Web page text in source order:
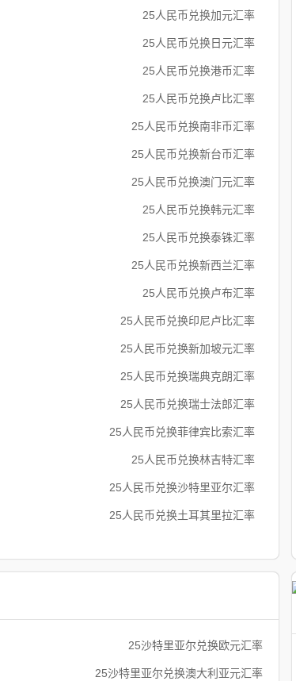
25人民币兑换加元汇率
25人民币兑换日元汇率
25人民币兑换港币汇率
25人民币兑换卢比汇率
25人民币兑换南非币汇率
25人民币兑换新台币汇率
25人民币兑换澳门元汇率
25人民币兑换韩元汇率
25人民币兑换泰铢汇率
25人民币兑换新西兰汇率
25人民币兑换卢布汇率
25人民币兑换印尼卢比汇率
25人民币兑换新加坡元汇率
25人民币兑换瑞典克朗汇率
25人民币兑换瑞士法郎汇率
25人民币兑换菲律宾比索汇率
25人民币兑换林吉特汇率
25人民币兑换沙特里亚尔汇率
25人民币兑换土耳其里拉汇率
25沙特里亚尔兑换欧元汇率
25沙特里亚尔兑换澳大利亚元汇率